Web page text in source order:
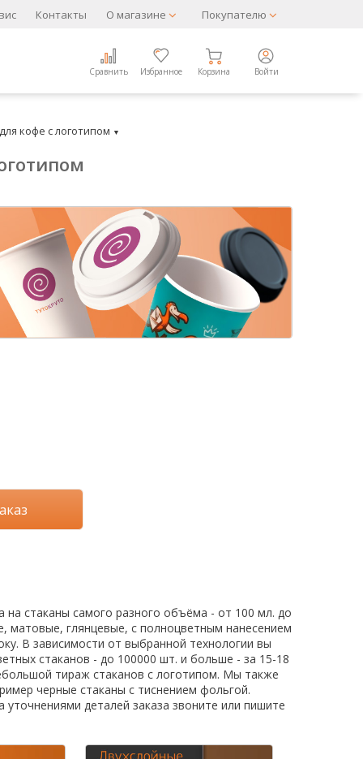
Контакты О магазине Покупателю
Сравнить Избранное Корзина Войти
кофе с логотипом ▼
стаканы самого разного объёма - от 100 мл. до
матовые, глянцевые, с полноцветным нанесением
В зависимости от выбранной технологии вы
стаканов - до 100000 шт. и больше - за 15-18
тираж стаканов с логотипом. Мы также
черные стаканы с тиснением фольгой.
деталей заказа звоните или пишите